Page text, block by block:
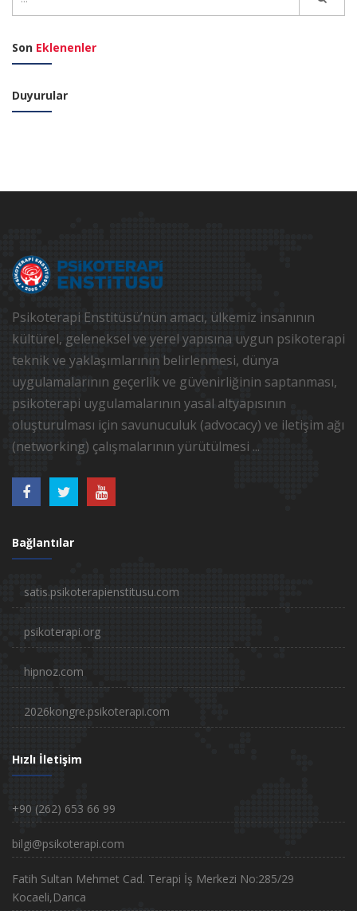
Son Eklenenler
Duyurular
Psikoterapi Enstitüsü’nün amacı, ülkemiz insanının
kültürel, geleneksel ve yerel yapısına uygun psikoterapi
teknik ve yaklaşımlarının belirlenmesi, dünya
uygulamalarının geçerlik ve güvenirliğinin saptanması,
psikoterapi uygulamalarının yasal altyapısının
oluşturulması için savunuculuk (advocacy) ve iletişim ağı
(networking) çalışmalarının yürütülmesi ...
Bağlantılar
satis.psikoterapienstitusu.com
psikoterapi.org
hipnoz.com
2026kongre.psikoterapi.com
Hızlı İletişim
+90 (262) 653 66 99
bilgi@psikoterapi.com
Fatih Sultan Mehmet Cad. Terapi İş Merkezi No:285/29
Kocaeli,Darıca